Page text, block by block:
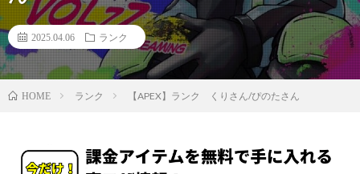
2025.04.06 ランク
HOME ランク 【APEX】ランク くりさん/ぴのたさん